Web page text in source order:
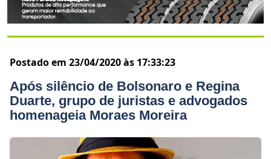
Postado em 23/04/2020 às 17:33:23
Após silêncio de Bolsonaro e Regina
Duarte, grupo de juristas e advogados
homenageia Moraes Moreira